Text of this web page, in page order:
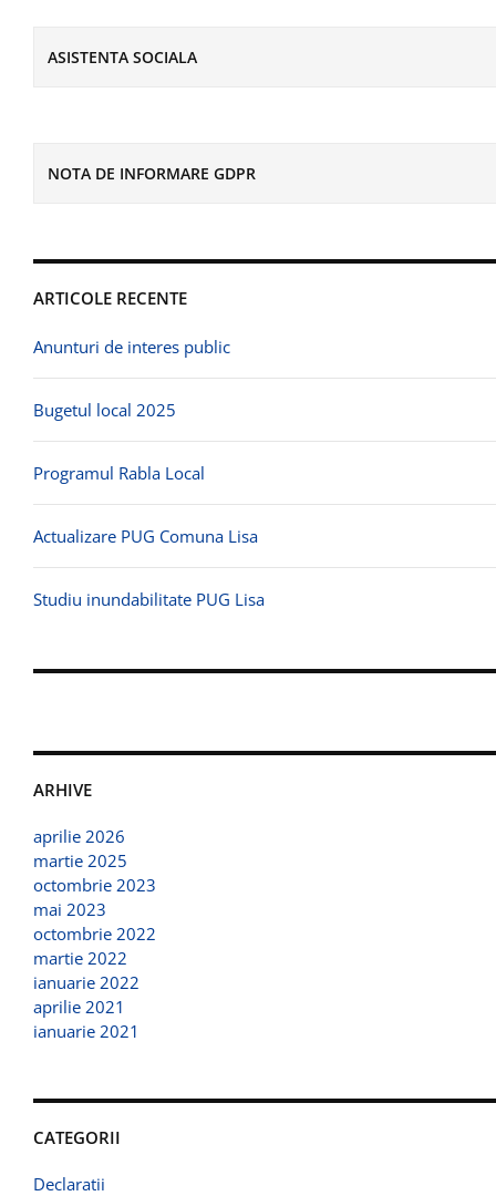
ASISTENTA SOCIALA
NOTA DE INFORMARE GDPR
ARTICOLE RECENTE
Anunturi de interes public
Bugetul local 2025
Programul Rabla Local
Actualizare PUG Comuna Lisa
Studiu inundabilitate PUG Lisa
ARHIVE
aprilie 2026
martie 2025
octombrie 2023
mai 2023
octombrie 2022
martie 2022
ianuarie 2022
aprilie 2021
ianuarie 2021
CATEGORII
Declaratii